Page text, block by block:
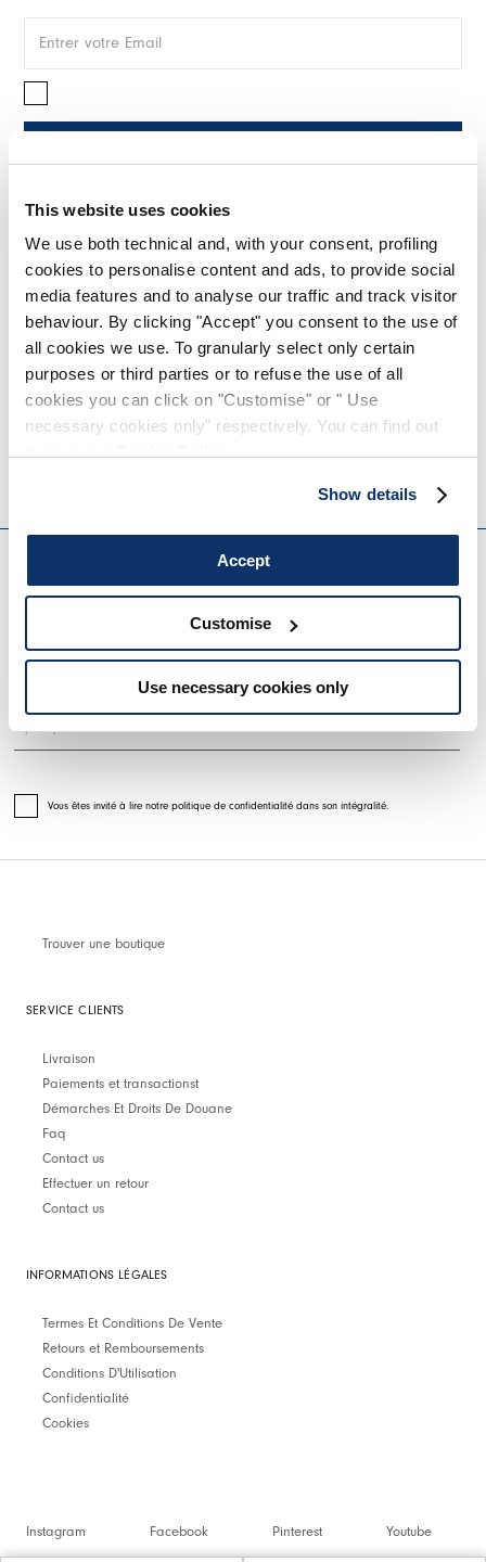
This website uses cookies
We use both technical and, with your consent, profiling
cookies to personalise content and ads, to provide social
media features and to analyse our traffic and track visitor
behaviour. By clicking "Accept" you consent to the use of
all cookies we use. To granularly select only certain
purposes or third parties or to refuse the use of all
cookies you can click on "Customise" or " Use
necessary cookies only" respectively. You can find out
Show details
Accept
Customise
Use necessary cookies only
leather sandal
DÉTAILS PRODUIT
EVERYDAY COUTURE
S'INSCRIRE À NOTRE BULLETIN D'INFORMATION
Vous êtes invité à lire notre politique de confidentialité dans son intégralité.
Trouver une boutique
SERVICE CLIENTS
Livraison
Paiements et transactionst
Démarches Et Droits De Douane
Faq
Contact us
Effectuer un retour
Contact us
INFORMATIONS LÉGALES
Termes Et Conditions De Vente
Retours et Remboursements
Conditions D'Utilisation
Confidentialité
Cookies
Instagram Facebook Pinterest Youtube